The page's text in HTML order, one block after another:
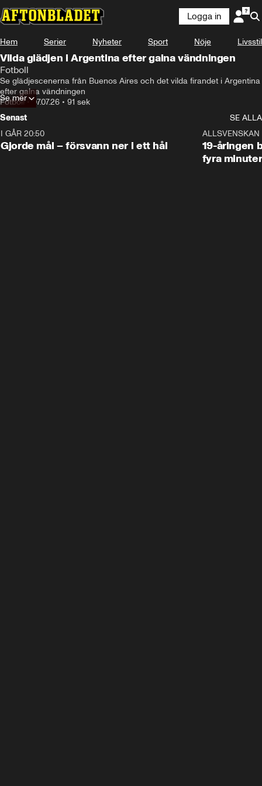
Logga in
Hem Serier Nyheter Sport Nöje Livsstil
Vilda glädjen i Argentina efter galna vändningen
Fotboll
Se glädjescenerna från Buenos Aires och det vilda firandet i Argentina
efter galna vändningen
Fotboll•07.07.26 • 91 sek
Se mer
Senast
SE ALLA
I GÅR 20:50
Gjorde mål – försvann ner i ett hål
ALLSVENSKAN
19-åringen
fyra minuter